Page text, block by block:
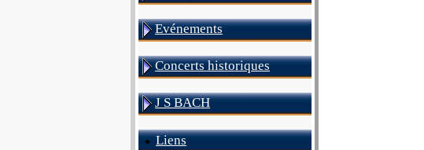
Evénements
Concerts historiques
J S BACH
Liens